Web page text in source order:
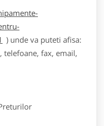
) unde va puteti afisa:
telefoane, fax, email,